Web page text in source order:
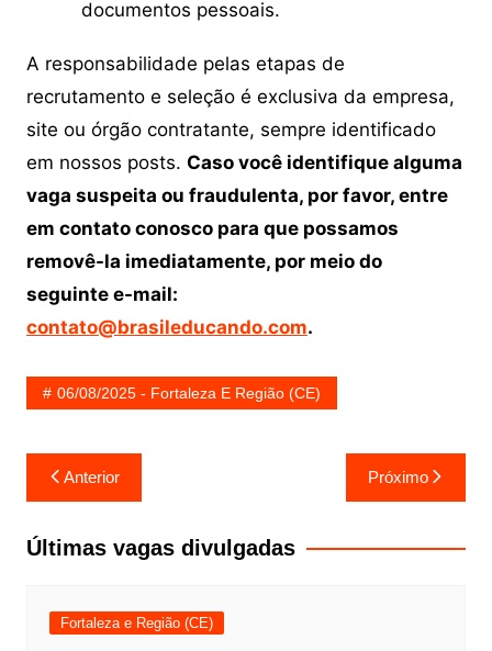
documentos pessoais.
A responsabilidade pelas etapas de
recrutamento e seleção é exclusiva da empresa,
site ou órgão contratante, sempre identificado
em nossos posts. Caso você identifique alguma
vaga suspeita ou fraudulenta, por favor, entre
em contato conosco para que possamos
removê-la imediatamente, por meio do
seguinte e-mail:
contato@brasileducando.com.
06/08/2025 - Fortaleza E Região (CE)
Navegação
de
Post
Anterior Próximo
Últimas vagas divulgadas
Fortaleza e Região (CE)